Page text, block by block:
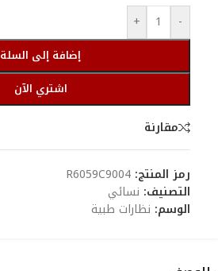
-
+
إضافة إلى السلة
اشتري الآن
مقارنة
رمز المنتج: R6059C9004
التصنيف: نسائي
الوسم: نظارات طبية